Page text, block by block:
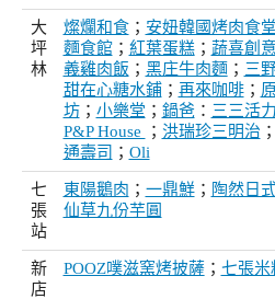
大
坪
林
燦爛和食； 安妞韓國烤肉食堂
麵食館； 紅葉蛋糕； 蔬喜創
義雞肉飯 ； 黑庄牛肉麵 ； 三
甜在心糖水鋪； 再來咖啡；
坊； 小樂堂 ； 鍋爸： 三三活
P&P House
； 洪瑞珍三明治 ；
通壽司
； Oli
七
張
站
東陽鵝肉 ； 一鼎鮮； 陶然日
仙草九份芋圓
新
店
POOZ噗滋窯烤披薩； 七張米